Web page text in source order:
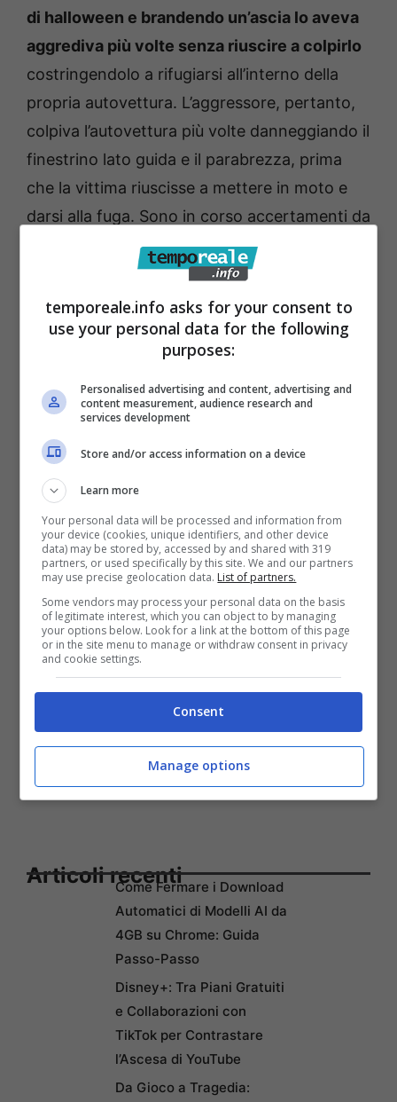
di halloween e brandendo un’ascia lo aveva
aggrediva più volte senza riuscire a colpirlo
costringendolo a rifugiarsi all’interno della
propria autovettura. L’aggressore, pertanto,
colpiva l’autovettura più volte danneggiando il
finestrino lato guida e il parabrezza, prima
che la vittima riuscisse a mettere in moto e
darsi alla fuga. Sono in corso accertamenti da
parte dei Carabinieri del Reparto Territoriale
di Aprilia (LT) ad identificare l’aggressore
anche grazie alle videocamere del sistema
di sicurezzadel citato benzinaio e di quelle
Articoli recentiCome Fermare i Download
Automatici di Modelli AI da
4GB su Chrome: Guida
Passo-Passo
Disney+: Tra Piani Gratuiti
e Collaborazioni con
TikTok per Contrastare
l’Ascesa di YouTube
Da Gioco a Tragedia:
temporeale.info asks for your consent to
use your personal data for the following
purposes:
Personalised advertising and content, advertising and
content measurement, audience research and
services development
Store and/or access information on a device
Learn more
Your personal data will be processed and information from
your device (cookies, unique identifiers, and other device
data) may be stored by, accessed by and shared with 319
partners, or used specifically by this site. We and our partners
may use precise geolocation data. List of partners.
Some vendors may process your personal data on the basis
of legitimate interest, which you can object to by managing
your options below. Look for a link at the bottom of this page
or in the site menu to manage or withdraw consent in privacy
and cookie settings.
Consent
Manage options